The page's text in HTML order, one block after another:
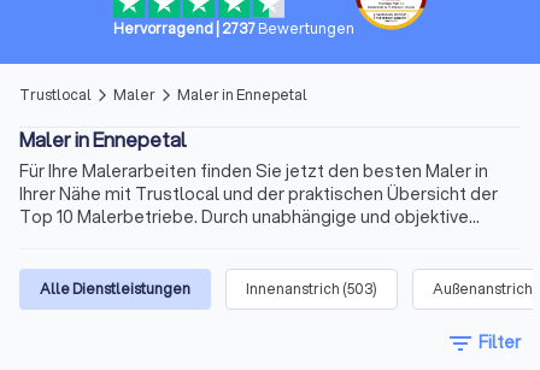
Hervorragend| 2737 Bewertungen
Trustlocal arrow_forward_ios Maler arrow_forward_ios Maler in Ennepetal
Maler in Ennepetal
Für Ihre Malerarbeiten finden Sie jetzt den besten Maler in
Ihrer Nähe mit Trustlocal und der praktischen Übersicht der
Top 10 Malerbetriebe. Durch unabhängige und objektive
Informationen schon vor der ersten Kontaktaufnahme. Maler
in Ennepetal gibt es viele. Doch die Anforderungen können
abweichen. So informieren wir Sie auch über
Spezialisierungen der Anbieter, die in übersichtlichen Profilen
ihre Expertise zu Malerarbeiten in Innen- und Außenbereichen
Alle Dienstleistungen Innenanstrich (503) Außenanstrich
filter_list Filter